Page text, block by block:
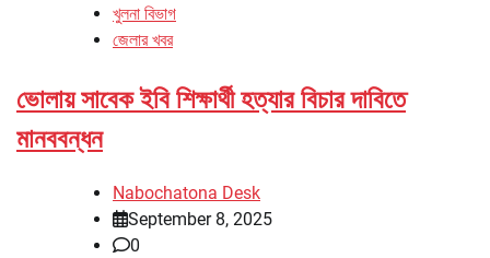
খুলনা বিভাগ
জেলার খবর
ভোলায় সাবেক ইবি শিক্ষার্থী হত্যার বিচার দাবিতে
মানববন্ধন
Nabochatona Desk
September 8, 2025
0